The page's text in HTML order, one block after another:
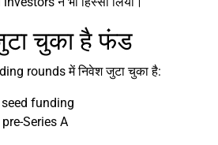
चुका है फंड
rounds में निवेश जुटा चुका है:
funding
Series A